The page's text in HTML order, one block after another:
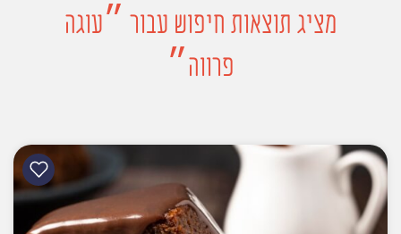
מציג תוצאות חיפוש עבור ״עוגה
פרווה״